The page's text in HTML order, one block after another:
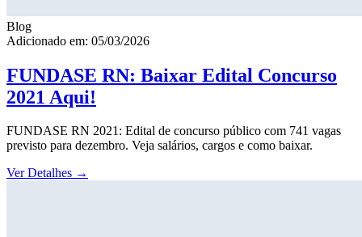
Blog
Adicionado em: 05/03/2026
FUNDASE RN: Baixar Edital Concurso
2021 Aqui!
FUNDASE RN 2021: Edital de concurso público com 741 vagas
previsto para dezembro. Veja salários, cargos e como baixar.
Ver Detalhes →